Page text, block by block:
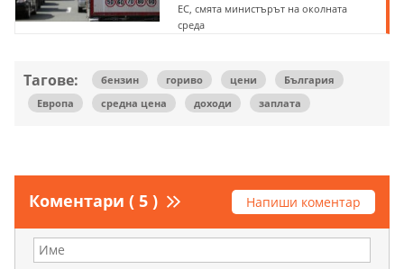
ЕС, смята министърът на околната
среда
Тагове: бензин гориво цени
България
Европа
средна цена доходи заплата
Коментари ( 5 ) Напиши коментар